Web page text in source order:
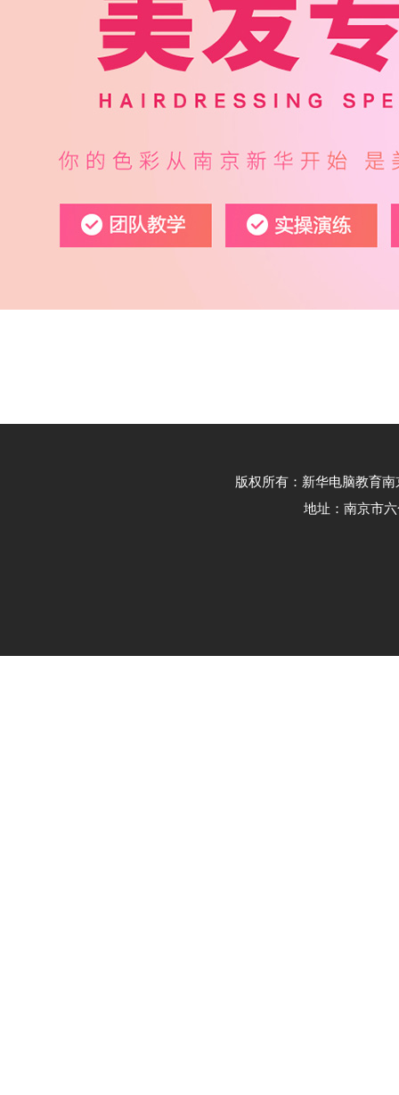
版权所有：新华电脑教育
地址：南京市